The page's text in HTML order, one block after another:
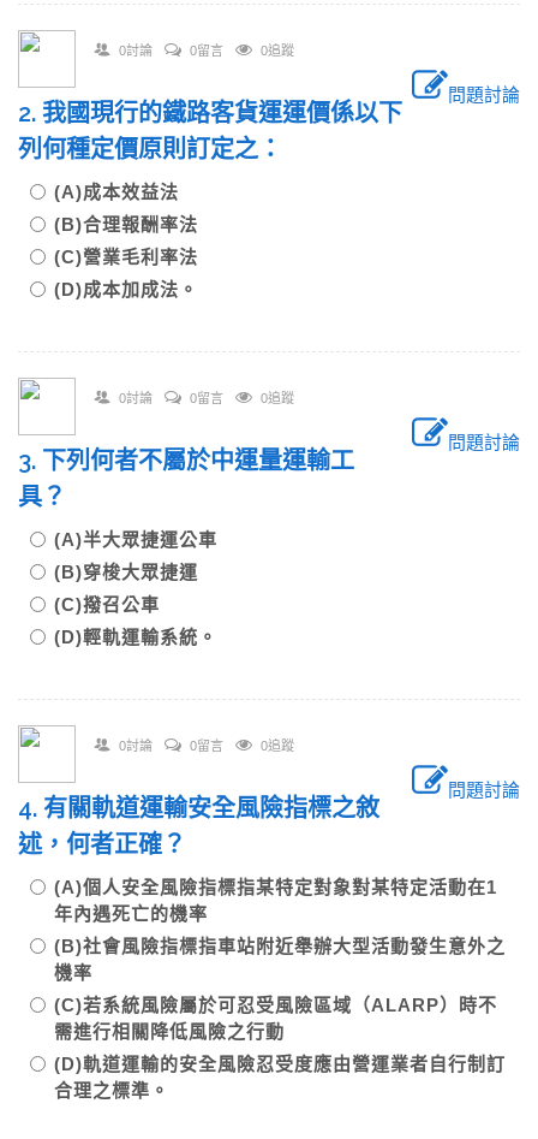
0討論 0留言 0追蹤
問題討論
2. 我國現行的鐵路客貨運運價係以下
列何種定價原則訂定之：
(A)成本效益法
(B)合理報酬率法
(C)營業毛利率法
(D)成本加成法。
0討論 0留言 0追蹤
問題討論
3. 下列何者不屬於中運量運輸工
具？
(A)半大眾捷運公車
(B)穿梭大眾捷運
(C)撥召公車
(D)輕軌運輸系統。
0討論 0留言 0追蹤
問題討論
4. 有關軌道運輸安全風險指標之敘
述，何者正確？
(A)個人安全風險指標指某特定對象對某特定活動在1
年內遇死亡的機率
(B)社會風險指標指車站附近舉辦大型活動發生意外之
機率
(C)若系統風險屬於可忍受風險區域（ALARP）時不
需進行相關降低風險之行動
(D)軌道運輸的安全風險忍受度應由營運業者自行制訂
合理之標準。